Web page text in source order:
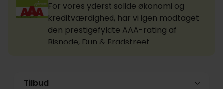
For vores yderst solide økonomi og
kreditværdighed, har vi igen modtaget
den prestigefyldte AAA-rating af
Bisnode, Dun & Bradstreet.
Tilbud